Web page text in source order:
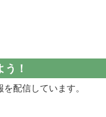
！
配信しています。